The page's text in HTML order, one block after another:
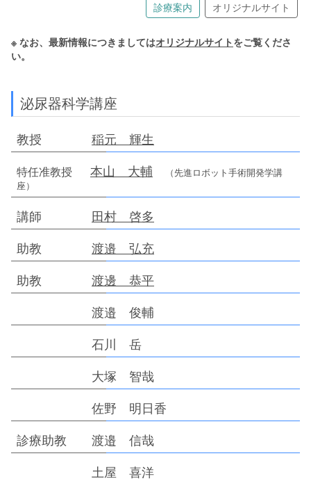
診療案内 オリジナルサイト
※ なお、最新情報につきましてはオリジナルサイト をご覧くださ
い。
泌尿器科学講座
教授 稲元 輝生
特任准教授 本山 大輔
（先進ロボット手術開発学講
座）
講師 田村 啓多
助教 渡邉 弘充
助教 渡邊 恭平
渡邉 俊輔
石川 岳
大塚 智哉
佐野 明日香
診療助教 渡邉 信哉
土屋 喜洋